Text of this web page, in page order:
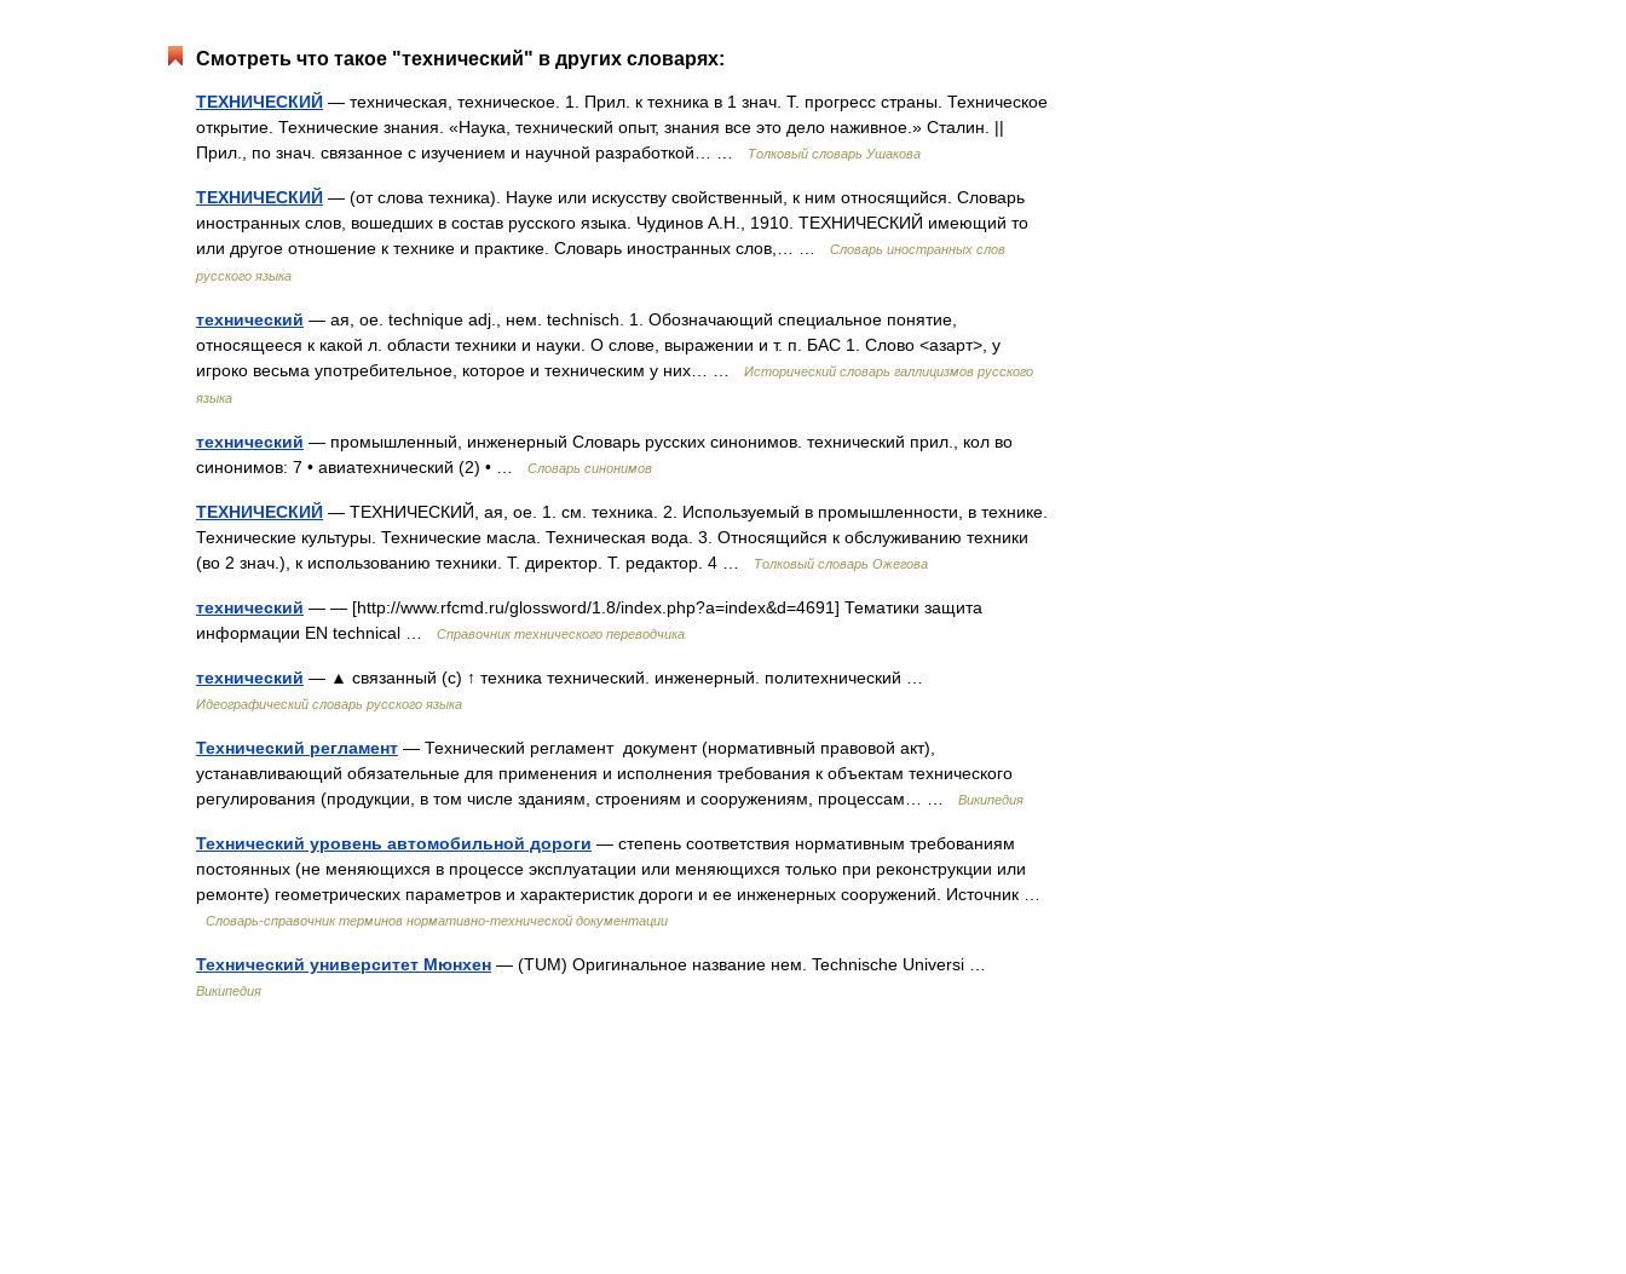
Смотреть что такое "технический" в других словарях:
ТЕХНИЧЕСКИЙ — техническая, техническое. 1. Прил. к техника в 1 знач. Т. прогресс страны. Техническое
открытие. Технические знания. «Наука, технический опыт, знания все это дело наживное.» Сталин. ||
Прил., по знач. связанное с изучением и научной разработкой… …
Толковый словарь Ушакова
ТЕХНИЧЕСКИЙ — (от слова техника). Науке или искусству свойственный, к ним относящийся. Словарь
иностранных слов, вошедших в состав русского языка. Чудинов А.Н., 1910. ТЕХНИЧЕСКИЙ имеющий то
или другое отношение к технике и практике. Словарь иностранных слов,… …
Словарь иностранных слов
русского языка
технический — ая, ое. technique adj., нем. technisch. 1. Обозначающий специальное понятие,
относящееся к какой л. области техники и науки. О слове, выражении и т. п. БАС 1. Слово <азарт>, у
игроко весьма употребительное, которое и техническим у них… …
Исторический словарь галлицизмов русского
языка
технический — промышленный, инженерный Словарь русских синонимов. технический прил., кол во
синонимов: 7 • авиатехнический (2) • …
Словарь синонимов
ТЕХНИЧЕСКИЙ — ТЕХНИЧЕСКИЙ, ая, ое. 1. см. техника. 2. Используемый в промышленности, в технике.
Технические культуры. Технические масла. Техническая вода. 3. Относящийся к обслуживанию техники
(во 2 знач.), к использованию техники. Т. директор. Т. редактор. 4 …
Толковый словарь Ожегова
технический — — [http://www.rfcmd.ru/glossword/1.8/index.php?a=index&d=4691] Тематики защита
информации EN technical …
Справочник технического переводчика
технический — ▲ связанный (с) ↑ техника технический. инженерный. политехнический …
Идеографический словарь русского языка
Технический регламент — Технический регламент документ (нормативный правовой акт),
устанавливающий обязательные для применения и исполнения требования к объектам технического
регулирования (продукции, в том числе зданиям, строениям и сооружениям, процессам… …
Википедия
Технический уровень автомобильной дороги — степень соответствия нормативным требованиям
постоянных (не меняющихся в процессе эксплуатации или меняющихся только при реконструкции или
ремонте) геометрических параметров и характеристик дороги и ее инженерных сооружений. Источник …
Словарь-справочник терминов нормативно-технической документации
Технический университет Мюнхен — (TUM) Оригинальное название нем. Technische Universi …
Википедия